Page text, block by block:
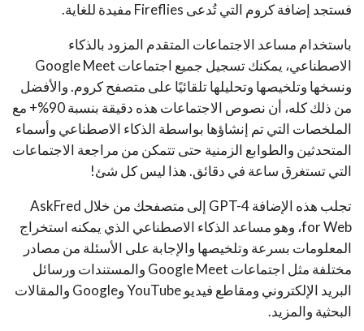
فستجد إضافة كروم التي تُدعى Fireflies مفيدة للغاية.
باستخدام مساعد الاجتماعات المتقدم المزود بالذكاء
الاصطناعي، يمكنك تسجيل جميع اجتماعات Google Meet
ونسخها وتلخيصها وتحليلها تلقائيًا على متصفح كروم. والأفضل
من ذلك كله، أن نصوص الاجتماعات هذه دقيقة بنسبة 90%+ مع
الملخصات التي تم إنشاؤها بواسطة الذكاء الاصطناعي وأسماء
المتحدثين والطوابع الزمنية حتى تتمكن من مراجعة الاجتماعات
التي تستغرق ساعة في دقائق. هذا ليس كل شئ!
تجلب هذه الإضافة GPT-4 إلى متصفحك من خلال AskFred
for Web، وهو مساعد الذكاء الاصطناعي الذي يمكنه استخراج
المعلومات بسرعة وتلخيصها والإجابة على الأسئلة من مصادر
مختلفة مثل اجتماعات Google Meet والمستندات ورسائل
البريد الإلكتروني ومقاطع فيديو YouTube وGoogle والمقالات
البحثية والمزيد.